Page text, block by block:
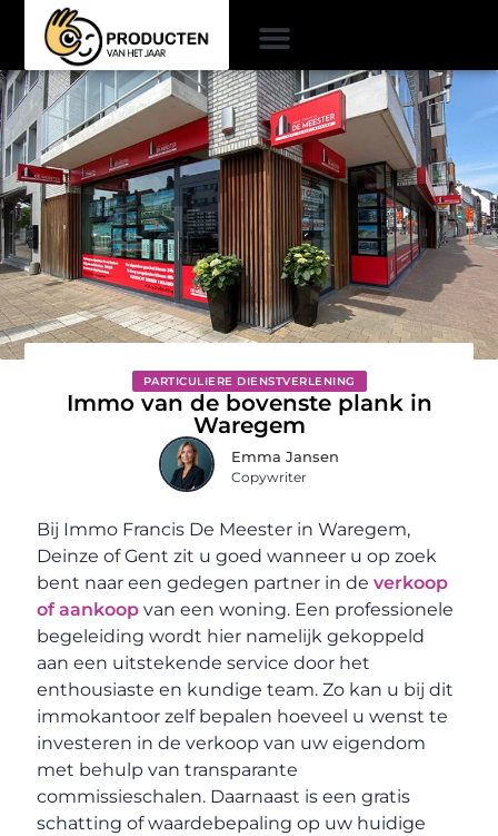
PARTICULIERE DIENSTVERLENING
Immo van de bovenste plank in
Waregem
Emma Jansen
Copywriter
Bij Immo Francis De Meester in Waregem,
Deinze of Gent zit u goed wanneer u op zoek
bent naar een gedegen partner in deverkoop
of aankoop van een woning. Een professionele
begeleiding wordt hier namelijk gekoppeld
aan een uitstekende service door het
enthousiaste en kundige team. Zo kan u bij dit
immokantoor zelf bepalen hoeveel u wenst te
investeren in de verkoop van uw eigendom
met behulp van transparante
commissieschalen. Daarnaast is een gratis
schatting of waardebepaling op uw huidige